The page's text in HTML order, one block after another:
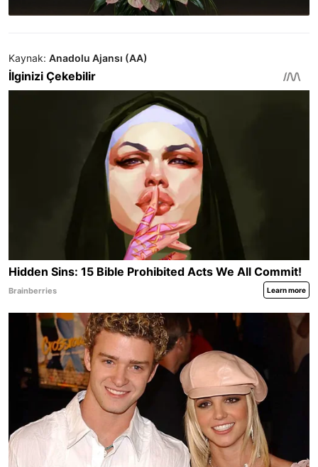
Kaynak: Anadolu Ajansı (AA)